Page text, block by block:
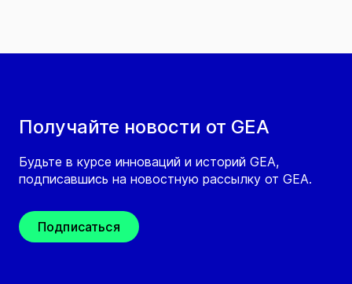
Получайте новости от GEA
Будьте в курсе инноваций и историй GEA,
подписавшись на новостную рассылку от GEA.
Подписаться